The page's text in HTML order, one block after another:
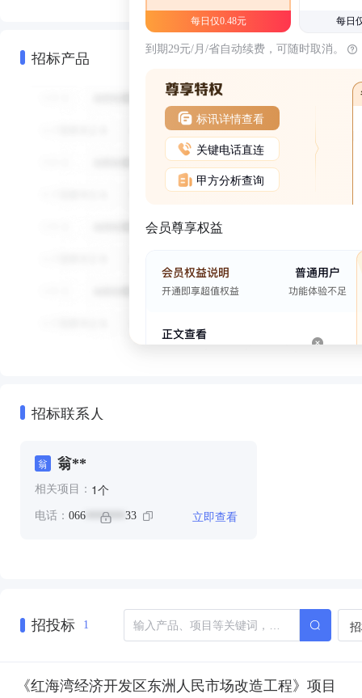
招标产品
每日仅0.48元 每日
到期29元/月/省自动续费，可随时取消。
标讯详情查看
关键电话直连
甲方分析查询
会员尊享权益
招标联系人
翁 翁**
相关项目： 1个
电话： 066 ******* 33 立即查看
招投标 1
《红海湾经济开发区东洲人民市场改造工程》项目